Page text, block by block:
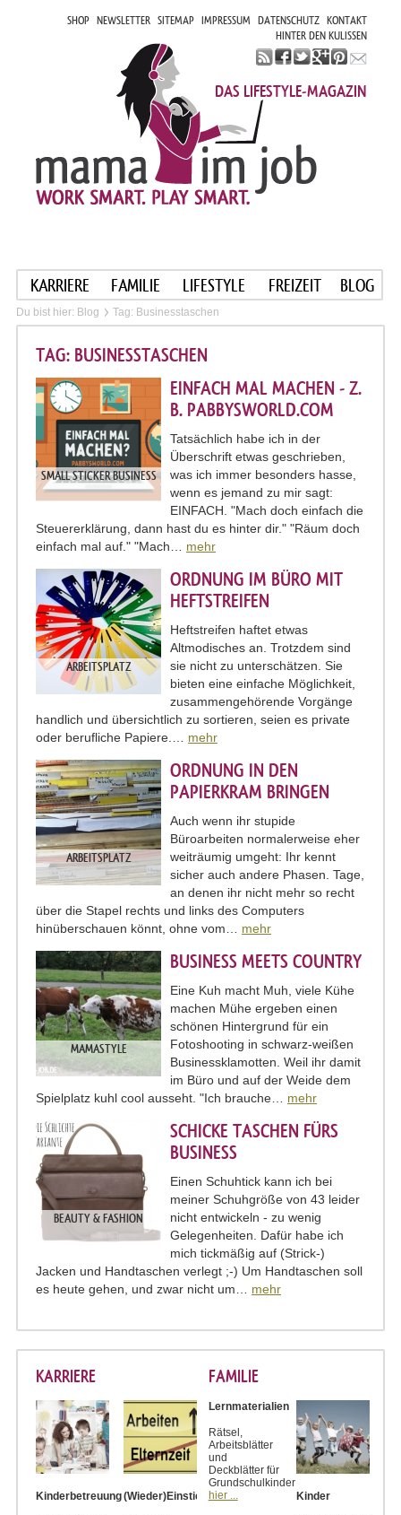
SHOP NEWSLETTER SITEMAP IMPRESSUM DATENSCHUTZ KONTAKT
HINTER DEN KULISSEN
DAS LIFESTYLE-MAGAZIN
KARRIERE FAMILIE LIFESTYLE FREIZEIT BLOG
Du bist hier: Blog Tag: Businesstaschen
TAG: BUSINESSTASCHEN
SMALL STICKER BUSINESS
EINFACH MAL MACHEN - Z.
B. PABBYSWORLD.COM
Tatsächlich habe ich in der
Überschrift etwas geschrieben,
was ich immer besonders hasse,
wenn es jemand zu mir sagt:
EINFACH. "Mach doch einfach die
Steuererklärung, dann hast du es hinter dir." "Räum doch
einfach mal auf." "Mach… mehr
ARBEITSPLATZ
ORDNUNG IM BÜRO MIT
HEFTSTREIFEN
Heftstreifen haftet etwas
Altmodisches an. Trotzdem sind
sie nicht zu unterschätzen. Sie
bieten eine einfache Möglichkeit,
zusammengehörende Vorgänge
handlich und übersichtlich zu sortieren, seien es private
oder berufliche Papiere.… mehr
ARBEITSPLATZ
ORDNUNG IN DEN
PAPIERKRAM BRINGEN
Auch wenn ihr stupide
Büroarbeiten normalerweise eher
weiträumig umgeht: Ihr kennt
sicher auch andere Phasen. Tage,
an denen ihr nicht mehr so recht
über die Stapel rechts und links des Computers
hinüberschauen könnt, ohne vom… mehr
MAMASTYLE
BUSINESS MEETS COUNTRY
Eine Kuh macht Muh, viele Kühe
machen Mühe ergeben einen
schönen Hintergrund für ein
Fotoshooting in schwarz-weißen
Businessklamotten. Weil ihr damit
im Büro und auf der Weide dem
Spielplatz kuhl cool ausseht. "Ich brauche… mehr
BEAUTY & FASHION
SCHICKE TASCHEN FÜRS
BUSINESS
Einen Schuhtick kann ich bei
meiner Schuhgröße von 43 leider
nicht entwickeln - zu wenig
Gelegenheiten. Dafür habe ich
mich tickmäßig auf (Strick-)
Jacken und Handtaschen verlegt ;-) Um Handtaschen soll
es heute gehen, und zwar nicht um… mehr
KARRIERE
Kinderbetreuung(Wieder)Einstieg
FAMILIE
Lernmaterialien
Rätsel,
Arbeitsblätter
und
Deckblätter für
Grundschulkinder
hier ...
Kinder